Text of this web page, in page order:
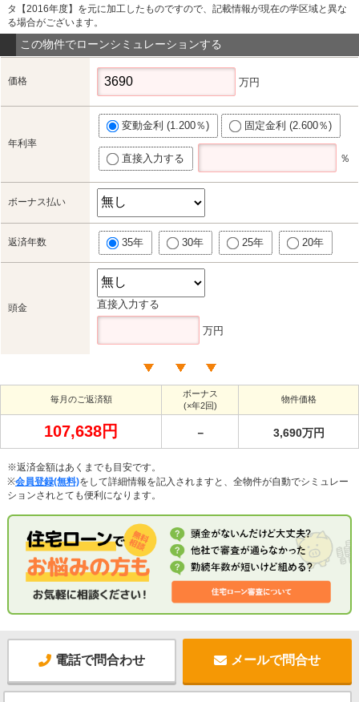
タ【2016年度】を元に加工したものですので、記載情報が現在の学区域と異な
る場合がございます。
この物件でローンシミュレーションする
価格 万円
年利率
変動金利 (1.200％) 固定金利 (2.600％)
直接入力する ％
ボーナス払い
返済年数 35年 30年 25年 20年
頭金 直接入力する
万円
毎月のご返済額
ボーナス
(×年2回)
物件価格
107,638円 － 3,690万円
※返済金額はあくまでも目安です。
※会員登録(無料)をして詳細情報を記入されますと、全物件が自動でシミュレー
ションされとても便利になります。
電話で問合わせ メールで問合せ